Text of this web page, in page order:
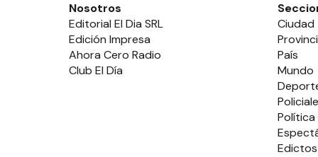
Nosotros
Editorial El Dia SRL
Edición Impresa
Ahora Cero Radio
Club El Día
Ciudad
País
Mundo
Política
Edictos